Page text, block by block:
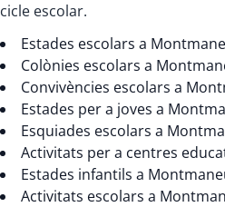
cicle escolar.
Estades escolars a
Colònies escolars a
Convivències escolars a
Estades per a joves a
Esquiades escolars a
Activitats per a centres
Estades infantils a
Activitats escolars a